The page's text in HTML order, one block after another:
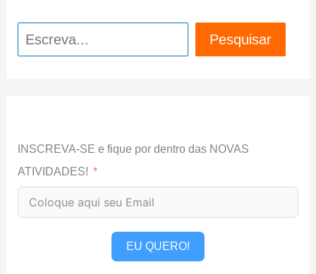
Pesquisar Pesquisar
INSCREVA-SE e fique por dentro das NOVAS
ATIVIDADES!
EU QUERO!